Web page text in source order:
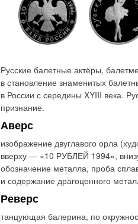
Русские балетные актёры,
в становление знаменитых
в России с середины XYIII века.
признание.
Аверс
изображение двуглавого орла
вверху — «10 РУБЛЕЙ 1994»,
обозначение металла, проба
и содержание драгоценного
Реверс
танцующая балерина, по